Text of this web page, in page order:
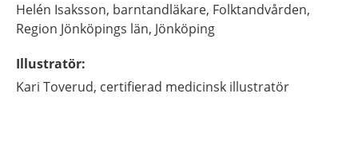
Helén Isaksson, barntandläkare, Folktandvården,
Region Jönköpings län, Jönköping
Illustratör:
Kari Toverud, certifierad medicinsk illustratör